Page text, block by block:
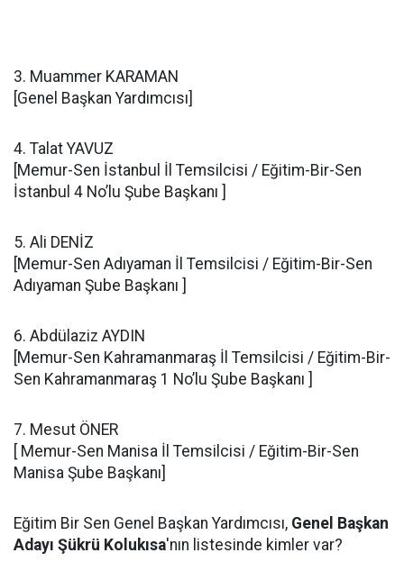
3. Muammer KARAMAN
[Genel Başkan Yardımcısı]
4. Talat YAVUZ
[Memur-Sen İstanbul İl Temsilcisi / Eğitim-Bir-Sen
İstanbul 4 No’lu Şube Başkanı ]
5. Ali DENİZ
[Memur-Sen Adıyaman İl Temsilcisi / Eğitim-Bir-Sen
Adıyaman Şube Başkanı ]
6. Abdülaziz AYDIN
[Memur-Sen Kahramanmaraş İl Temsilcisi / Eğitim-Bir-
Sen Kahramanmaraş 1 No’lu Şube Başkanı ]
7. Mesut ÖNER
[ Memur-Sen Manisa İl Temsilcisi / Eğitim-Bir-Sen
Manisa Şube Başkanı]
Eğitim Bir Sen Genel Başkan Yardımcısı, Genel Başkan
Adayı Şükrü Kolukısa'nın listesinde kimler var?